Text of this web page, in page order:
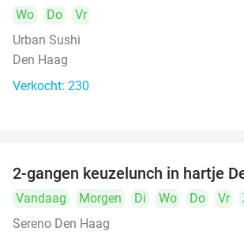
Wo Do
Vr
Urban Sushi
Den Haag
Verkocht: 230
2-gangen keuzelunch in hartje
Vandaag Morgen Di Wo Do Vr
Sereno Den Haag